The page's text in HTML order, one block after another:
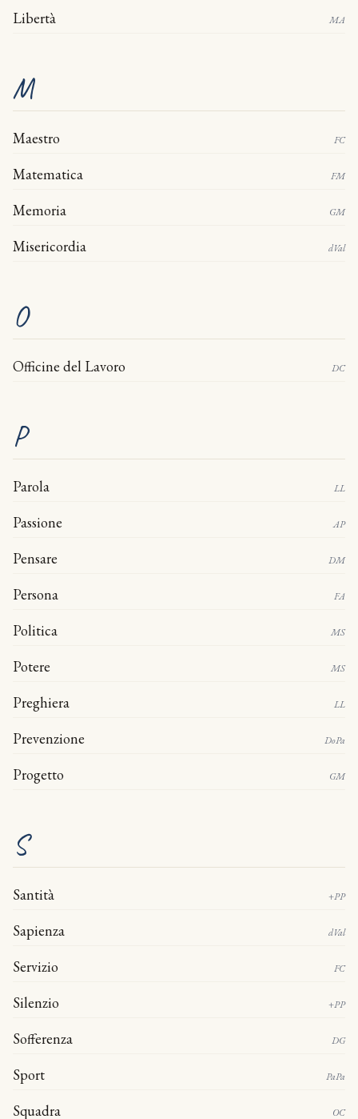
Libertà MA
M
Maestro FC
Matematica FM
Memoria GM
Misericordia dVal
O
Officine del Lavoro DC
P
Parola LL
Passione AP
Pensare DM
Persona FA
Politica MS
Potere MS
Preghiera LL
Prevenzione DoPa
Progetto GM
S
Santità +PP
Sapienza dVal
Servizio FC
Silenzio +PP
Sofferenza DG
Sport PaPa
Squadra OC